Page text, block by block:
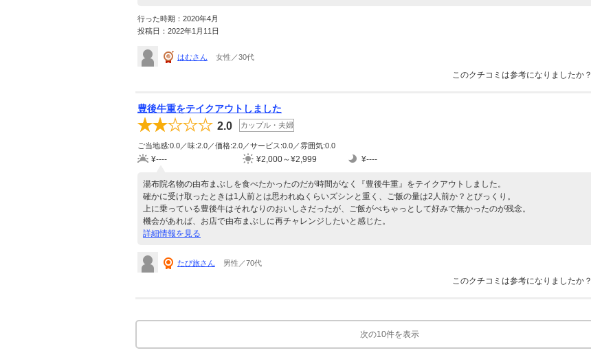
行った時期：2020年4月
投稿日：2022年1月11日
はむさん 女性／30代
このクチコミは参考になりましたか？
豊後牛重をテイクアウトしました
2.0 カップル・夫婦
ご当地感:0.0／味:2.0／価格:2.0／サービス:0.0／雰囲気:0.0
¥---- ¥2,000～¥2,999 ¥----
湯布院名物の由布まぶしを食べたかったのだが時間がなく『豊後牛重』をテイクアウトしました。
確かに受け取ったときは1人前とは思われぬくらいズシンと重く、ご飯の量は2人前か？とびっくり。
上に乗っている豊後牛はそれなりのおいしさだったが、ご飯がべちゃっとして好みで無かったのが残念。
機会があれば、お店で由布まぶしに再チャレンジしたいと感じた。
詳細情報を見る
たび旅さん 男性／70代
このクチコミは参考になりましたか？
次の10件を表示